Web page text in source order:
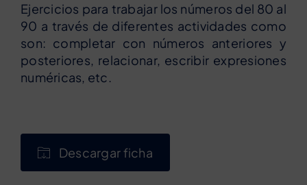
Ejercicios para trabajar los números del 80 al
90 a través de diferentes actividades como
son: completar con números anteriores y
posteriores, relacionar, escribir expresiones
numéricas, etc.
Descargar ficha